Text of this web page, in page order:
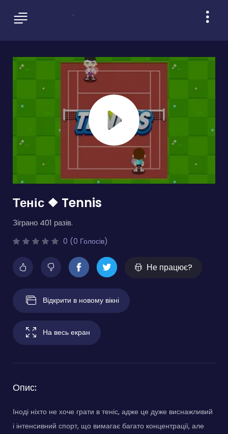
Теніс ❖ Tennis
Зіграно 401 разів.
0 (0 Голосів)
Не працює?
Відкрити в новому вікні
На весь екран
Опис:
Іноді ніхто не хоче грати в теніс, адже це дуже виснажливий
і інтенсивний спорт, що вимагає багато концентрації, але